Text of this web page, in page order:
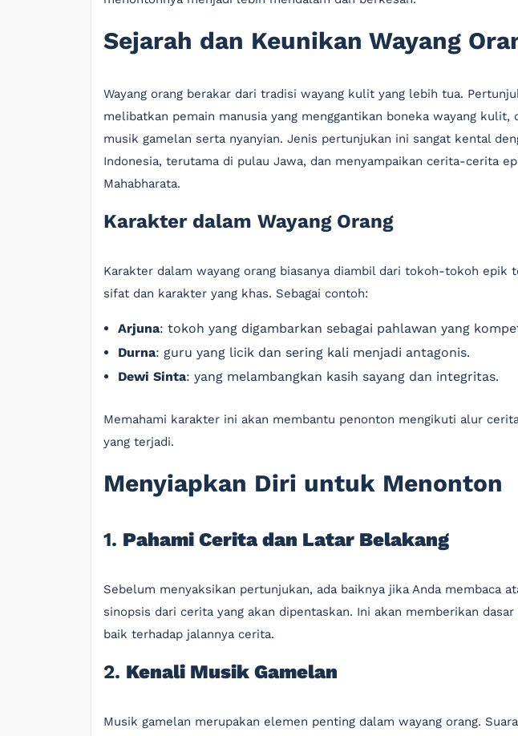
Sejarah dan Keunikan Wayang
Wayang orang berakar dari tradisi wayang kulit yang lebih tua.
melibatkan pemain manusia yang menggantikan boneka wayang kulit,
musik gamelan serta nyanyian. Jenis pertunjukan ini sangat kental
Indonesia, terutama di pulau Jawa, dan menyampaikan cerita-cerita
Mahabharata.
Karakter dalam Wayang Orang
Karakter dalam wayang orang biasanya diambil dari tokoh-tokoh epik
sifat dan karakter yang khas. Sebagai contoh:
Arjuna: tokoh yang digambarkan sebagai pahlawan yang
Durna: guru yang licik dan sering kali menjadi antagonis.
Dewi Sinta: yang melambangkan kasih sayang dan integritas.
Memahami karakter ini akan membantu penonton mengikuti alur
yang terjadi.
Menyiapkan Diri untuk Menonton
1. Pahami Cerita dan Latar Belakang
Sebelum menyaksikan pertunjukan, ada baiknya jika Anda membaca
sinopsis dari cerita yang akan dipentaskan. Ini akan memberikan dasar
baik terhadap jalannya cerita.
2. Kenali Musik Gamelan
Musik gamelan merupakan elemen penting dalam wayang orang.